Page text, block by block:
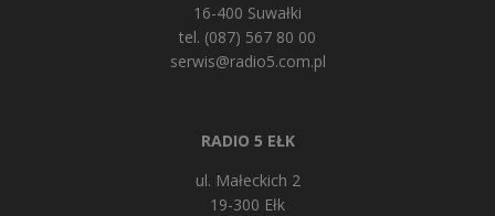
16-400 Suwałki
tel. (087) 567 80 00
serwis@radio5.com.pl
RADIO 5 EŁK
ul. Małeckich 2
19-300 Ełk